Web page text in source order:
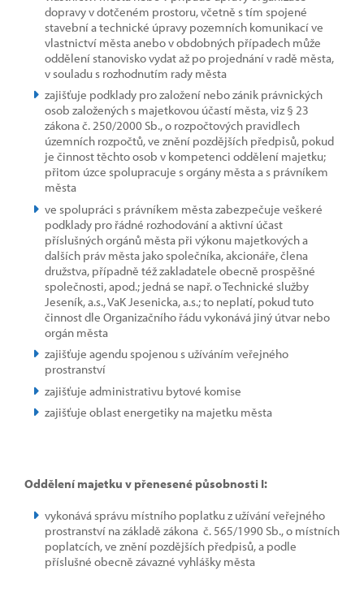
dopravy v dotčeném prostoru, včetně s tím spojené
stavební a technické úpravy pozemních komunikací ve
vlastnictví města anebo v obdobných případech může
oddělení stanovisko vydat až po projednání v radě města,
v souladu s rozhodnutím rady města
zajišťuje podklady pro založení nebo zánik právnických
osob založených s majetkovou účastí města, viz § 23
zákona č. 250/2000 Sb., o rozpočtových pravidlech
územních rozpočtů, ve znění pozdějších předpisů, pokud
je činnost těchto osob v kompetenci oddělení majetku;
přitom úzce spolupracuje s orgány města a s právníkem
města
ve spolupráci s právníkem města zabezpečuje veškeré
podklady pro řádné rozhodování a aktivní účast
příslušných orgánů města při výkonu majetkových a
dalších práv města jako společníka, akcionáře, člena
družstva, případně též zakladatele obecně prospěšné
společnosti, apod.; jedná se např. o Technické služby
Jeseník, a.s., VaK Jesenicka, a.s.; to neplatí, pokud tuto
činnost dle Organizačního řádu vykonává jiný útvar nebo
orgán města
zajišťuje agendu spojenou s užíváním veřejného
prostranství
zajišťuje administrativu bytové komise
zajišťuje oblast energetiky na majetku města
Oddělení majetku v přenesené působnosti I:
vykonává správu místního poplatku z užívání veřejného
prostranství na základě zákona č. 565/1990 Sb., o místních
poplatcích, ve znění pozdějších předpisů, a podle
příslušné obecně závazné vyhlášky města